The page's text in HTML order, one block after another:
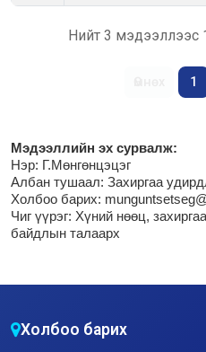
Нийт 3 мэдээллээс
1
Мэдээллийн эх сурвалж:
Нэр: Г.Мөнгөнцэцэг
Албан тушаал: Захиргаа
Холбоо барих:
Чиг үүрэг: Хүний нөөц,
байдлын талаарх
Холбоо барих